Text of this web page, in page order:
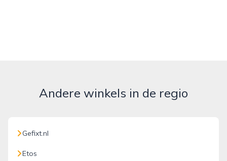
Andere winkels in de regio
Gefixt.nl
Etos